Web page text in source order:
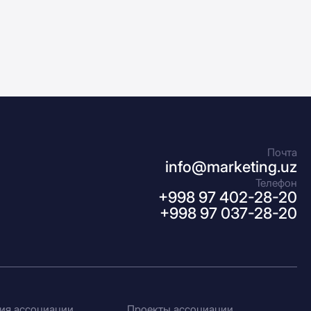
Почта
info@marketing.uz
Телефон
+998 97 402-28-20
+998 97 037-28-20